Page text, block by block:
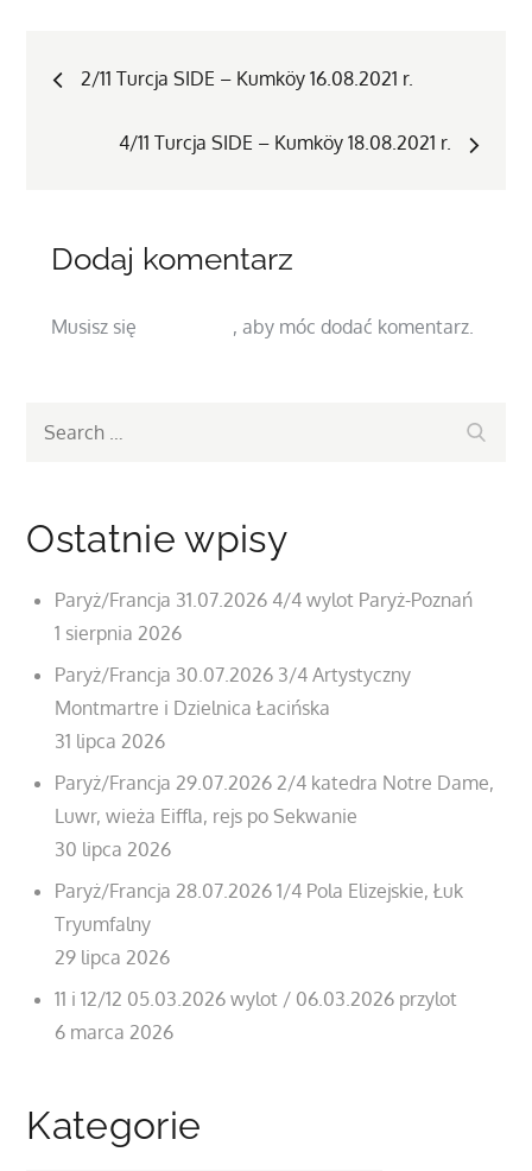
Nawigacja
wpisu
2/11 Turcja SIDE – Kumköy 16.08.2021 r.
4/11 Turcja SIDE – Kumköy 18.08.2021 r.
Dodaj komentarz
Musisz się , aby móc dodać komentarz.
Ostatnie wpisy
Paryż/Francja 31.07.2026 4/4 wylot Paryż-Poznań
1 sierpnia 2026
Paryż/Francja 30.07.2026 3/4 Artystyczny
Montmartre i Dzielnica Łacińska
31 lipca 2026
Paryż/Francja 29.07.2026 2/4 katedra Notre Dame,
Luwr, wieża Eiffla, rejs po Sekwanie
30 lipca 2026
Paryż/Francja 28.07.2026 1/4 Pola Elizejskie, Łuk
Tryumfalny
29 lipca 2026
11 i 12/12 05.03.2026 wylot / 06.03.2026 przylot
6 marca 2026
Kategorie